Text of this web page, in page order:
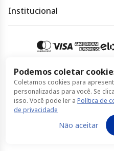
Podemos coletar
Coletamos cookies para
personalizadas para você. Se
isso. Você pode ler aPolítica de
de privacidade
Não aceitar
Sábado, domingo e feriado
atendimento
Institucional
Regulamento de ofertas
Política de Cookies
Termos de Uso
Compra
© Itaú feito por ClickBus 2026